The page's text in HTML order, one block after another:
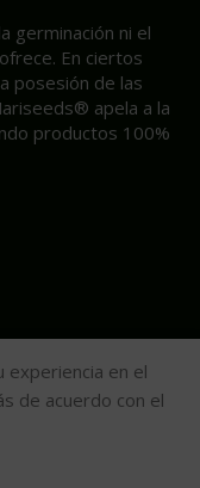
germinación ni el
En ciertos
posesión de las
apela a la
productos 100%
POST VENTA.
experiencia en el
de acuerdo con el